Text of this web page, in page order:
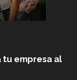
tu empresa al